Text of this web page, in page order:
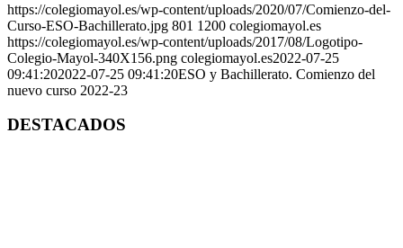
https://colegiomayol.es/wp-content/uploads/2020/07/Comienzo-del-
Curso-ESO-Bachillerato.jpg 801 1200 colegiomayol.es
https://colegiomayol.es/wp-content/uploads/2017/08/Logotipo-
Colegio-Mayol-340X156.png colegiomayol.es2022-07-25
09:41:202022-07-25 09:41:20ESO y Bachillerato. Comienzo del
nuevo curso 2022-23
DESTACADOS